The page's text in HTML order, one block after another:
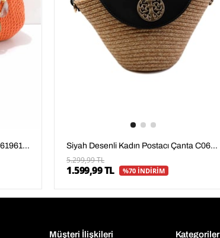
Turuncu Kadın Postacı Çanta C06619613716 Siyah Desenli Kadın Postacı Çanta C06619105928
5.299,99 TL
1.599,99 TL %70 İNDİRİM
Müşteri İlişkileri Kategoriler